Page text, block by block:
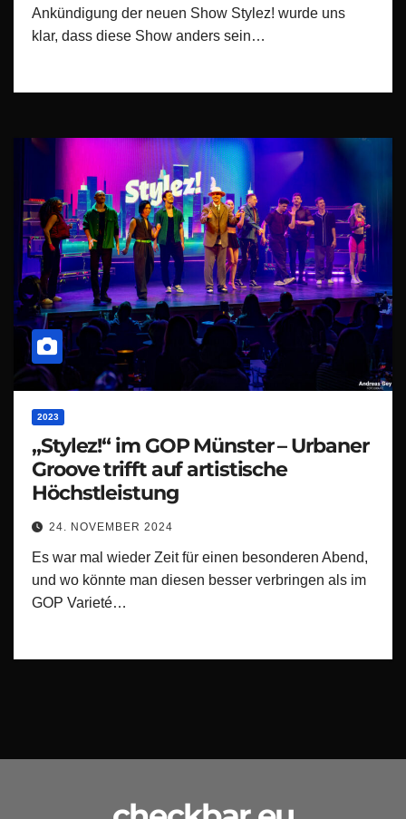
Ankündigung der neuen Show Stylez! wurde uns
klar, dass diese Show anders sein…
2023
„Stylez!“ im GOP Münster – Urbaner
Groove trifft auf artistische
Höchstleistung
24. NOVEMBER 2024
Es war mal wieder Zeit für einen besonderen Abend,
und wo könnte man diesen besser verbringen als im
GOP Varieté…